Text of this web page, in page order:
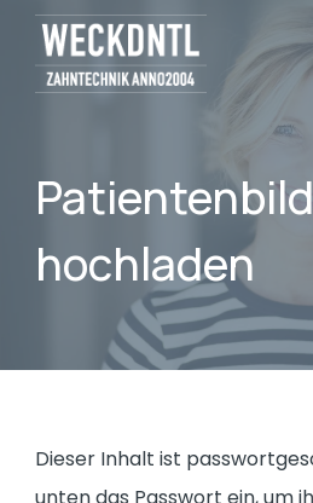
Skip
main
hochladen
Dieser Inhalt ist